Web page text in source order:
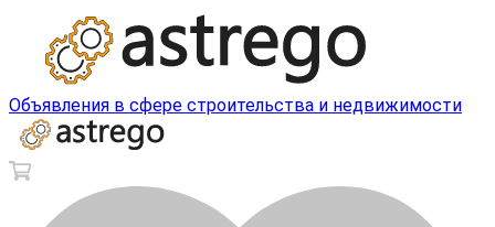
Объявления в сфере строительства и недвижимости